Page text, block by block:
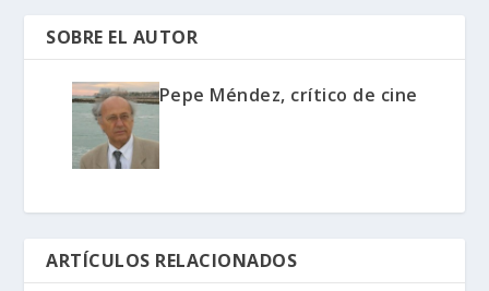
SOBRE EL AUTOR
Pepe Méndez, crítico de cine
ARTÍCULOS RELACIONADOS